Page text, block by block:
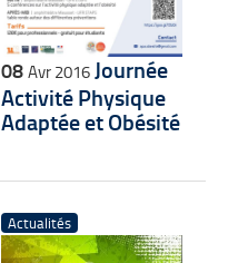
08Avr 2016 Journée
Activité Physique
Adaptée et Obésité
Actualités